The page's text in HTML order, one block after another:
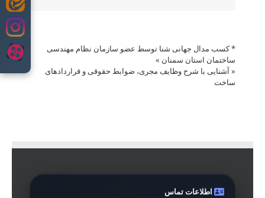
* کسب مدال جهانی شنا توسط عضو سازمان نظام مهندسی
ساختمان استان سمنان »
«آشنایی با شرح وظایف مجری، ضوابط حقوقی و قراردادهای
ساخت
اطلاعات تماس